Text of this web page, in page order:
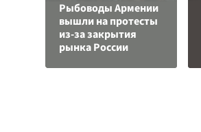
Рыбоводы Армении
вышли на протесты
из-за закрытия
рынка России